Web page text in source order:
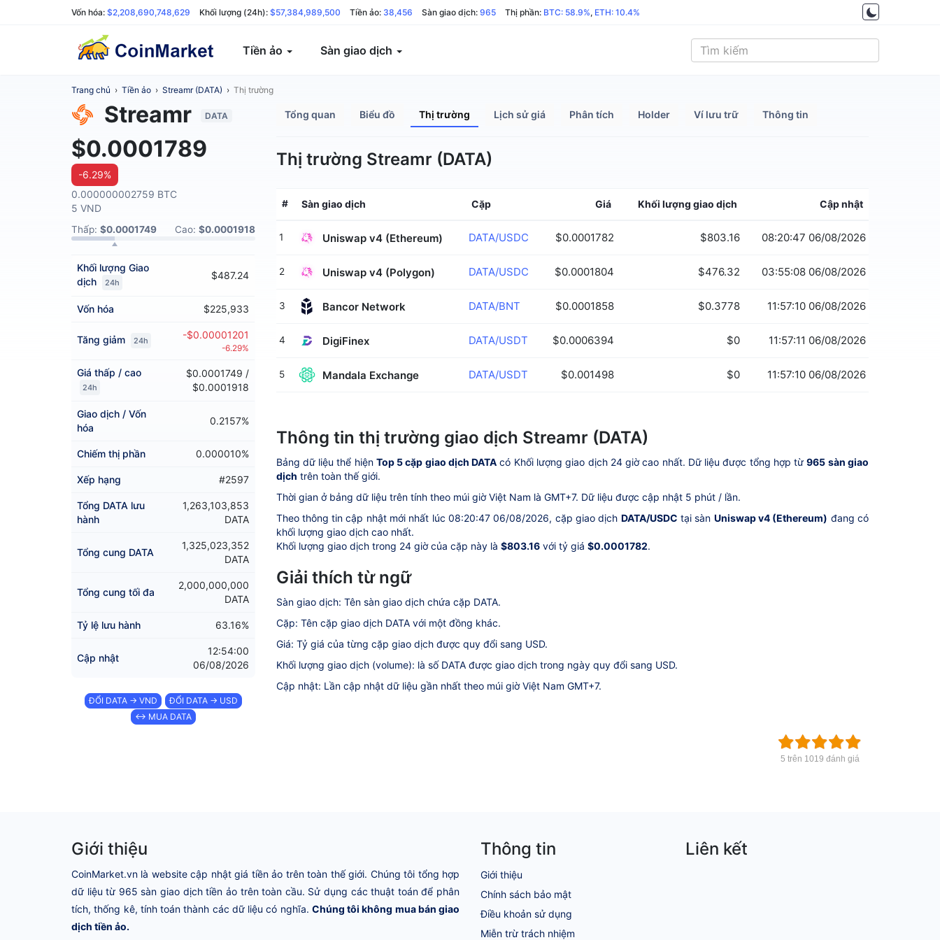
Vốn hóa: $2,208,690,748,629 Khối lượng (24h): $57,384,989,500 Tiền ảo: 38,456 Sàn giao dịch: 965 Thị phần: BTC: 58.9%, ETH: 10.4%
Tiền ảo Sàn giao dịch
Trang chủ › Tiền ảo › Streamr (DATA) › Thị trường
Streamr DATA
$0.0001789
-6.29%
0.000000002759 BTC
5 VND
Thấp: $0.0001749 Cao: $0.0001918
Khối lượng Giao
dịch
24h
$487.24
Vốn hóa $225,933
Tăng giảm 24h -$0.00001201
-6.29%
Giá thấp / cao
24h
$0.0001749 /
$0.0001918
Giao dịch / Vốn
hóa
0.2157%
Chiếm thị phần 0.000010%
Xếp hạng #2597
Tổng DATA lưu
hành
1,263,103,853
DATA
Tổng cung DATA
1,325,023,352
DATA
Tổng cung tối đa
2,000,000,000
DATA
Tỷ lệ lưu hành 63.16%
Cập nhật
12:54:00
06/08/2026
ĐỔI DATA → VND
ĐỔI DATA → USD
↔ MUA DATA
Tổng quan Biểu đồ Thị trường Lịch sử giá Phân tích Holder Ví lưu trữ Thông tin
Thị trường Streamr (DATA)
# Sàn giao dịch Cặp Giá Khối lượng giao dịch Cập nhật
1 Uniswap v4 (Ethereum) DATA/USDC $0.0001782 $803.16 08:20:47 06/08/2026
2 Uniswap v4 (Polygon) DATA/USDC $0.0001804 $476.32 03:55:08 06/08/2026
3 Bancor Network DATA/BNT $0.0001858 $0.3778 11:57:10 06/08/2026
4 DigiFinex DATA/USDT $0.0006394 $0 11:57:11 06/08/2026
5 Mandala Exchange DATA/USDT $0.001498 $0 11:57:10 06/08/2026
Thông tin thị trường giao dịch Streamr (DATA)
Bảng dữ liệu thể hiện Top 5 cặp giao dịch DATA có Khối lượng giao dịch 24 giờ cao nhất. Dữ liệu được tổng hợp từ965 sàn giao
dịch trên toàn thế giới.
Thời gian ở bảng dữ liệu trên tính theo múi giờ Việt Nam là GMT+7. Dữ liệu được cập nhật 5 phút / lần.
Theo thông tin cập nhật mới nhất lúc 08:20:47 06/08/2026, cặp giao dịch DATA/USDC tại sàn Uniswap v4 (Ethereum) đang có
khối lượng giao dịch cao nhất.
Khối lượng giao dịch trong 24 giờ của cặp này là $803.16với tỷ giá $0.0001782.
Giải thích từ ngữ
Sàn giao dịch: Tên sàn giao dịch chứa cặp DATA.
Cặp: Tên cặp giao dịch DATA với một đồng khác.
Giá: Tỷ giá của từng cặp giao dịch được quy đổi sang USD.
Khối lượng giao dịch (volume): là số DATA được giao dịch trong ngày quy đổi sang USD.
Cập nhật: Lần cập nhật dữ liệu gần nhất theo múi giờ Việt Nam GMT+7.
5 trên 1019 đánh giá
Giới thiệu
CoinMarket.vn là website cập nhật giá tiền ảo trên toàn thế giới. Chúng tôi tổng hợp
dữ liệu từ 965 sàn giao dịch tiền ảo trên toàn cầu. Sử dụng các thuật toán để phân
tích, thống kê, tính toán thành các dữ liệu có nghĩa. Chúng tôi không mua bán giao
dịch tiền ảo.
Thông tin
Giới thiệu
Chính sách bảo mật
Điều khoản sử dụng
Miễn trừ trách nhiệm
Liên kết